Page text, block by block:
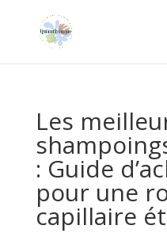
Les
: Guide
pour une
capillaire